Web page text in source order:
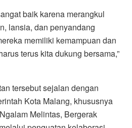
baik karena merangkul
lansia, dan penyandang
memiliki kemampuan dan
terus kita dukung bersama,”
tersebut sejalan dengan
Kota Malang, khususnya
Melintas, Bergerak